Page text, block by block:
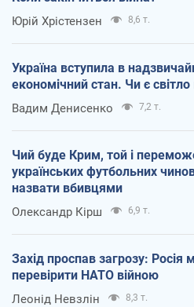
Юрій Хрістензен 8,6 т.
Україна вступила в
економічний стан. Чи є світло
Вадим Денисенко 7,2 т.
Чий буде Крим, той і
українських футбольних
назвати вбивцями
Олександр Кірш 6,9 т.
Захід проспав загрозу: Росія
перевірити НАТО війною
Леонід Невзлін 8,3 т.